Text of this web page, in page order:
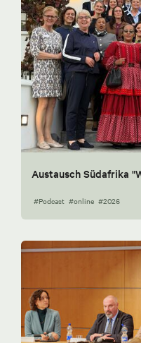
Austausch Südafrika
#Podcast #online #2026